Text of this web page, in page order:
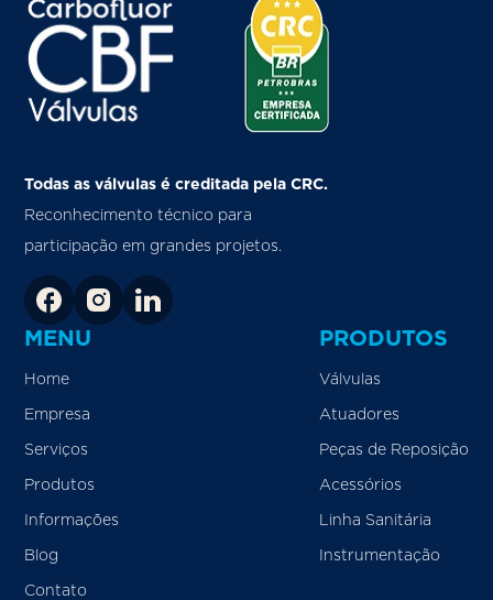
Todas as válvulas é creditada pela CRC.
Reconhecimento técnico para
participação em grandes projetos.
MENU
Home
Empresa
Serviços
Produtos
Informações
Blog
Contato
PRODUTOS
Válvulas
Atuadores
Peças de Reposição
Acessórios
Linha Sanitária
Instrumentação